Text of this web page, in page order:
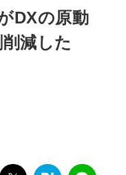
DXの原動
減した